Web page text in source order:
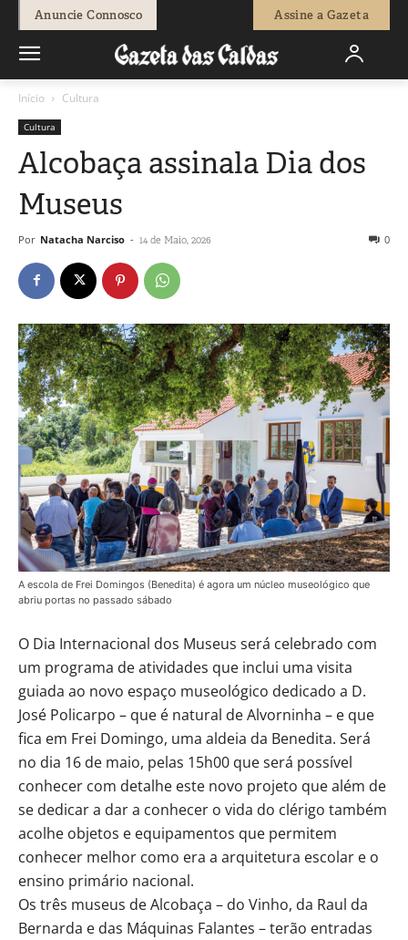
Anuncie Connosco Assine a Gazeta
Início Cultura
Cultura
Alcobaça assinala Dia dos
Museus
Por Natacha Narciso - 14 de Maio, 2026 0
A escola de Frei Domingos (Benedita) é agora um núcleo museológico que
abriu portas no passado sábado
O Dia Internacional dos Museus será celebrado com
um programa de atividades que inclui uma visita
guiada ao novo espaço museológico dedicado a D.
José Policarpo – que é natural de Alvorninha – e que
fica em Frei Domingo, uma aldeia da Benedita. Será
no dia 16 de maio, pelas 15h00 que será possível
conhecer com detalhe este novo projeto que além de
se dedicar a dar a conhecer o vida do clérigo também
acolhe objetos e equipamentos que permitem
conhecer melhor como era a arquitetura escolar e o
ensino primário nacional.
Os três museus de Alcobaça – do Vinho, da Raul da
Bernarda e das Máquinas Falantes – terão entradas